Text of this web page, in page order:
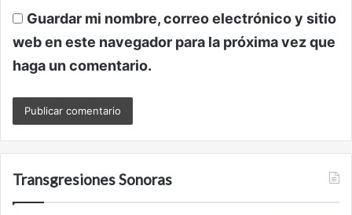
Guardar mi nombre, correo electrónico y sitio
web en este navegador para la próxima vez que
haga un comentario.
Transgresiones Sonoras